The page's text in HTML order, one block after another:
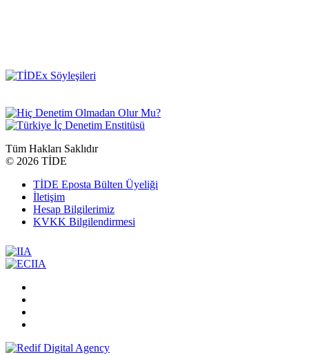
Tüm Hakları Saklıdır
© 2026 TİDE
TİDE Eposta Bülten Üyeliği
İletişim
Hesap Bilgilerimiz
KVKK Bilgilendirmesi